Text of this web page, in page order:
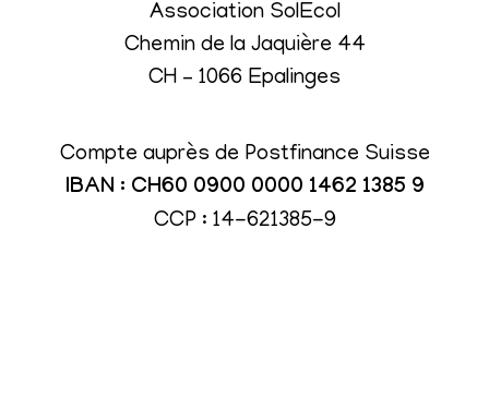
Association SolEcol
Chemin de la Jaquière 44
CH – 1066 Epalinges
Compte auprès de Postfinance Suisse
IBAN : CH60 0900 0000 1462 1385 9
CCP : 14-621385-9